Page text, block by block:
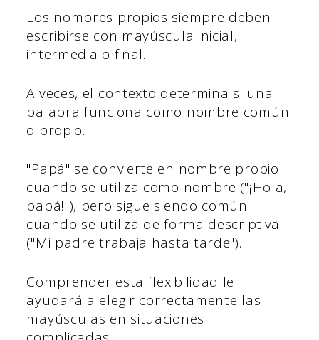
Los nombres propios siempre deben
escribirse con mayúscula inicial,
intermedia o final.
A veces, el contexto determina si una
palabra funciona como nombre común
o propio.
"Papá" se convierte en nombre propio
cuando se utiliza como nombre ("¡Hola,
papá!"), pero sigue siendo común
cuando se utiliza de forma descriptiva
("Mi padre trabaja hasta tarde").
Comprender esta flexibilidad le
ayudará a elegir correctamente las
mayúsculas en situaciones